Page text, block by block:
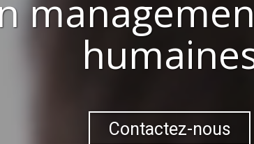
Contactez-nous